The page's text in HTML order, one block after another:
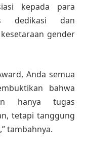
kepada para
dedikasi dan
gender
Anda semua
bahwa
hanya tugas
tetapi tanggung
tambahnya.